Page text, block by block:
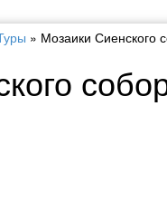
» Мозаики Сиенского